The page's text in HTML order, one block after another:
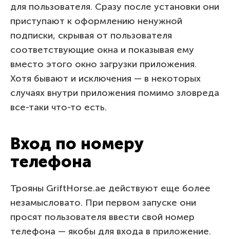
для пользователя. Сразу после установки они
приступают к оформлению ненужной
подписки, скрывая от пользователя
соответствующие окна и показывая ему
вместо этого окно загрузки приложения.
Хотя бывают и исключения — в некоторых
случаях внутри приложения помимо зловреда
все-таки что-то есть.
Вход по номеру
телефона
Трояны GriftHorse.ae действуют еще более
незамысловато. При первом запуске они
просят пользователя ввести свой номер
телефона — якобы для входа в приложение.